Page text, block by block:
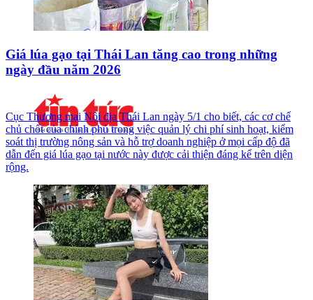
Giá lúa gạo tại Thái Lan tăng cao trong những
ngày đầu năm 2026
Cục Thương mại Nội địa Thái Lan ngày 5/1 cho biết, các cơ chế
chủ chốt của chính phủ trong việc quản lý chi phí sinh hoạt, kiểm
soát thị trường nông sản và hỗ trợ doanh nghiệp ở mọi cấp độ đã
dẫn đến giá lúa gạo tại nước này được cải thiện đáng kể trên diện
rộng.